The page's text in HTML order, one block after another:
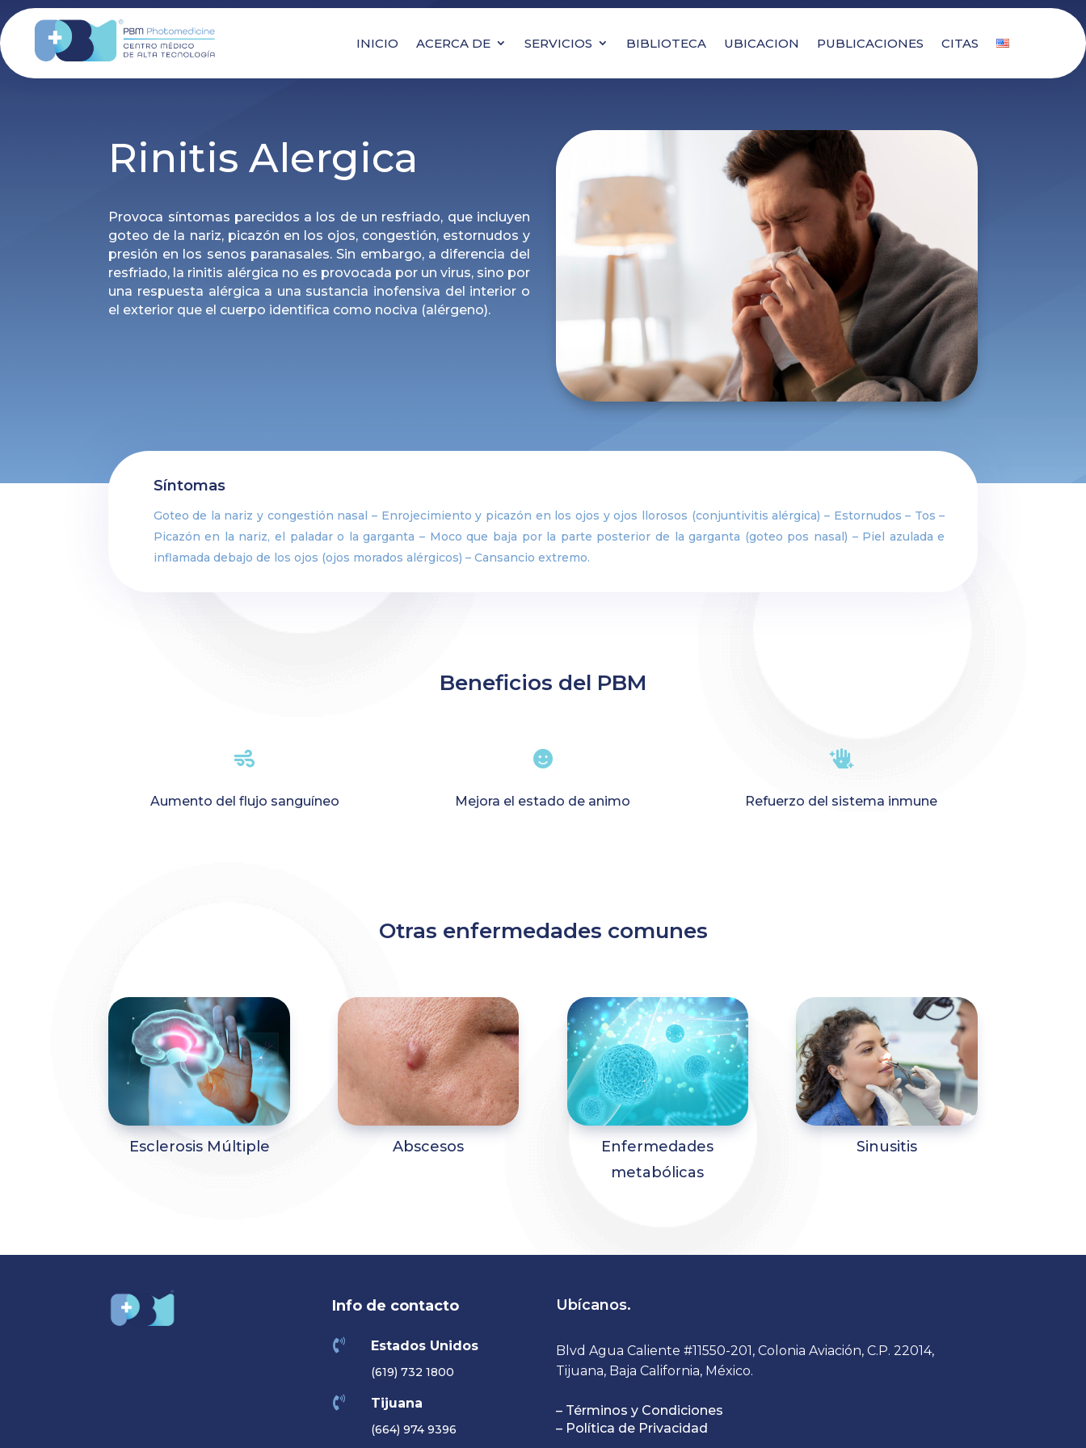
INICIO ACERCA DE SERVICIOS BIBLIOTECA UBICACION PUBLICACIONES CITAS
Rinitis Alergica
Provoca síntomas parecidos a los de un resfriado, que incluyen
goteo de la nariz, picazón en los ojos, congestión, estornudos y
presión en los senos paranasales. Sin embargo, a diferencia del
resfriado, la rinitis alérgica no es provocada por un virus, sino por
una respuesta alérgica a una sustancia inofensiva del interior o
el exterior que el cuerpo identifica como nociva (alérgeno).
Síntomas
Goteo de la nariz y congestión nasal – Enrojecimiento y picazón en los ojos y ojos llorosos (conjuntivitis alérgica) – Estornudos – Tos –
Picazón en la nariz, el paladar o la garganta – Moco que baja por la parte posterior de la garganta (goteo pos nasal) – Piel azulada e
inflamada debajo de los ojos (ojos morados alérgicos) – Cansancio extremo.
Beneficios del PBM

Aumento del flujo sanguíneo

Mejora el estado de animo

Refuerzo del sistema inmune
Otras enfermedades comunes
Esclerosis Múltiple Abscesos
Enfermedades
metabólicas
Sinusitis
Info de contacto
 Estados Unidos
(619) 732 1800
 Tijuana
(664) 974 9396
Ubícanos.
Blvd Agua Caliente #11550-201, Colonia Aviación, C.P. 22014,
Tijuana, Baja California, México.
– Términos y Condiciones
– Política de Privacidad